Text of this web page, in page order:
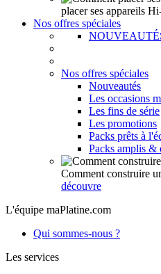
placer ses appareils
Nos offres spéciales
Nos offres spéciales
Nouveautés
Les occasions
Les fins de série
Les promotions
Packs prêts à
Packs amplis &
Comment construire
découvre
L'équipe maPlatine.com
Qui sommes-nous ?
Les services